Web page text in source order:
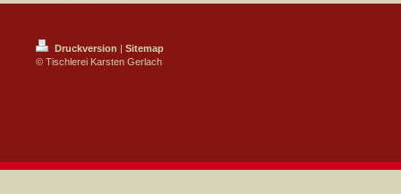
Druckversion | Sitemap
© Tischlerei Karsten Gerlach